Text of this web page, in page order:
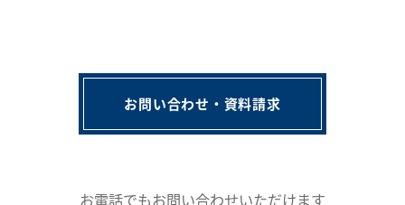
お問い合わせ・資料請求
お電話でもお問い合わせいただけます